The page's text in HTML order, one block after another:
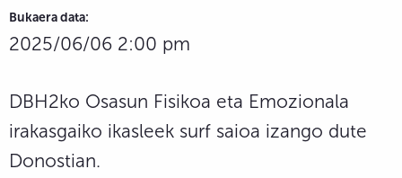
Bukaera data:
2025/06/06 2:00 pm
DBH2ko Osasun Fisikoa eta Emozionala
irakasgaiko ikasleek surf saioa izango dute
Donostian.